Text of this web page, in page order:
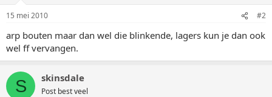
15 mei 2010 #2
arp bouten maar dan wel die blinkende, lagers kun je dan ook
wel ff vervangen.
S skinsdale
Post best veel